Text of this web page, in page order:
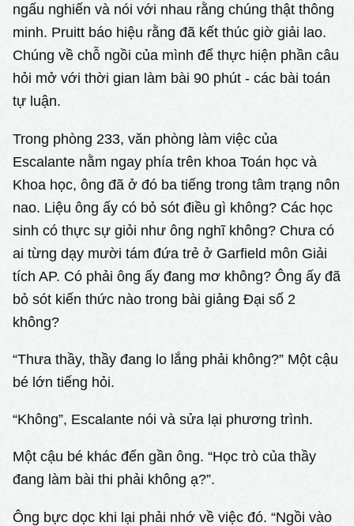
ngấu nghiến và nói với nhau rằng chúng thật thông
minh. Pruitt báo hiệu rằng đã kết thúc giờ giải lao.
Chúng về chỗ ngồi của mình để thực hiện phần câu
hỏi mở với thời gian làm bài 90 phút - các bài toán
tự luận.
Trong phòng 233, văn phòng làm việc của
Escalante nằm ngay phía trên khoa Toán học và
Khoa học, ông đã ở đó ba tiếng trong tâm trạng nôn
nao. Liệu ông ấy có bỏ sót điều gì không? Các học
sinh có thực sự giỏi như ông nghĩ không? Chưa có
ai từng dạy mười tám đứa trẻ ở Garfield môn Giải
tích AP. Có phải ông ấy đang mơ không? Ông ấy đã
bỏ sót kiến thức nào trong bài giảng Đại số 2
không?
“Thưa thầy, thầy đang lo lắng phải không?” Một cậu
bé lớn tiếng hỏi.
“Không”, Escalante nói và sửa lại phương trình.
Một cậu bé khác đến gần ông. “Học trò của thầy
đang làm bài thi phải không ạ?”.
Ông bực dọc khi lại phải nhớ về việc đó. “Ngồi vào